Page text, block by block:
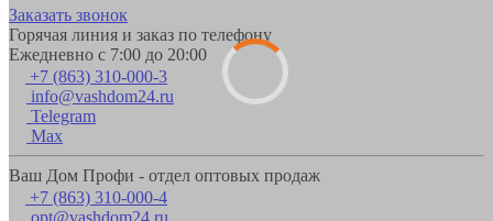
Заказать звонок
Горячая линия и заказ по телефону
Ежедневно с 7:00 до 20:00
+7 (863) 310-000-3
info@vashdom24.ru
Telegram
Max
Ваш Дом Профи - отдел оптовых продаж
+7 (863) 310-000-4
opt@vashdom24.ru